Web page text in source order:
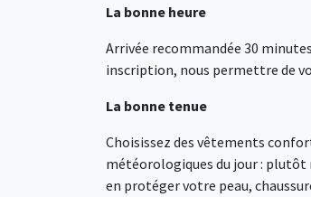
La bonne heure
Arrivée recommandée 30
inscription, nous permettre de
La bonne tenue
Choisissez des vêtements
météorologiques du jour : plutôt
en protéger votre peau,